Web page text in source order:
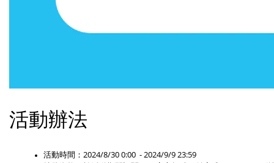
活動辦法
活動時間：2024/8/30 0:00  - 2024/9/9 23:59